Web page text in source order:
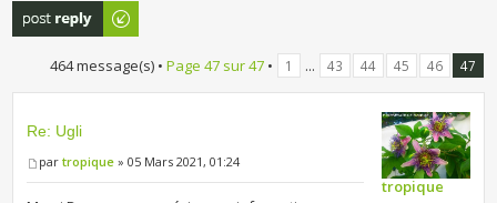
Publier une
réponse
464 message(s) • Page 47sur47• 1 ... 43 44 45 46 47
Re: Ugli
partropique » 05 Mars 2021, 01:24
tropique